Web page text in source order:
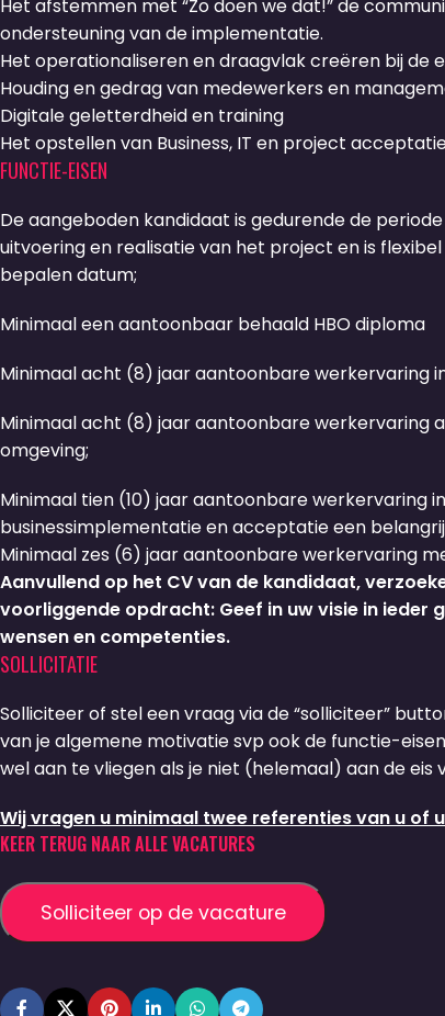
Het afstemmen met “Zo doen we dat!” de
ondersteuning van de implementatie.
Het operationaliseren en draagvlak creëren bij de
Houding en gedrag van medewerkers en
Digitale geletterdheid en training
Het opstellen van Business, IT en project
FUNCTIE-EISEN
De aangeboden kandidaat is gedurende de
uitvoering en realisatie van het project en is
bepalen datum;
Minimaal een aantoonbaar behaald HBO diploma
Minimaal acht (8) jaar aantoonbare werkervaring
Minimaal acht (8) jaar aantoonbare werkervaring
omgeving;
Minimaal tien (10) jaar aantoonbare werkervaring
businessimplementatie en acceptatie een
Minimaal zes (6) jaar aantoonbare werkervaring
Aanvullend op het CV van de kandidaat,
voorliggende opdracht: Geef in uw visie in ieder
wensen en competenties.
SOLLICITATIE
Solliciteer of stel een vraag via de “solliciteer”
van je algemene motivatie svp ook de functie-
wel aan te vliegen als je niet (helemaal) aan de eis
Wij vragen u minimaal twee referenties van u of
KEER TERUG NAAR ALLE VACATURES